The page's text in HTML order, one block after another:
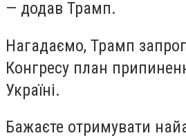
— додав Трамп.
Нагадаємо, Трамп
Конгресу план
Україні.
Бажаєте отримувати